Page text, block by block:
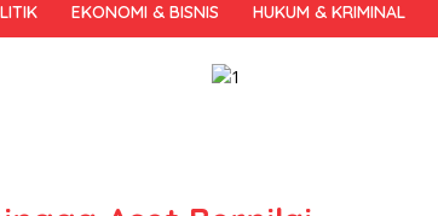
EKONOMI & BISNIS HUKUM & KRIMINAL